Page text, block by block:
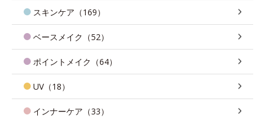
スキンケア（169）
ベースメイク（52）
ポイントメイク（64）
UV（18）
インナーケア（33）